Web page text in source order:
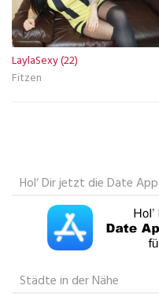
LaylaSexy (22)
Fitzen
Hol‘ Dir jetzt die Date
Städte in der Nähe